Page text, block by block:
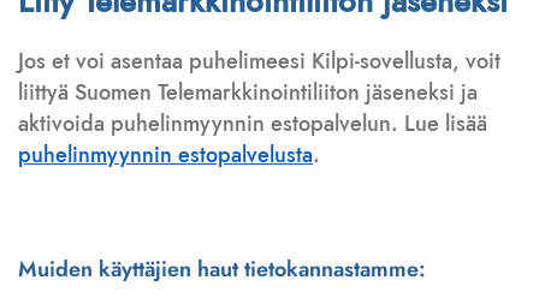
Jos et voi asentaa puhelimeesi Kilpi-sovellusta, voit
liittyä Suomen Telemarkkinointiliiton jäseneksi ja
aktivoida puhelinmyynnin estopalvelun. Lue lisää
puhelinmyynnin estopalvelusta.
Muiden käyttäjien haut tietokannastamme: